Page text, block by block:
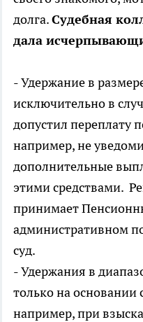
долга.Судебная
дала
- Удержание в
исключительно в
допустил переплату
например, не
дополнительные
этими средствами.
принимает
административном
суд.
- Удержания в
только на основании
например, при